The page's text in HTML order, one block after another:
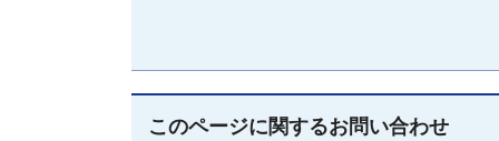
このページに関するお問い合わせ